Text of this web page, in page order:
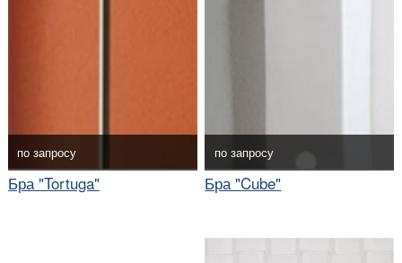
по запросу
Бра "Tortuga"
по запросу
Бра "Cube"